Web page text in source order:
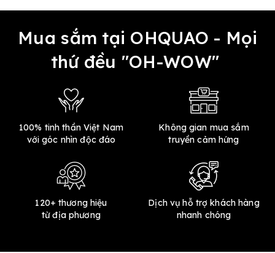
Mua sắm tại OHQUAO - Mọi
thứ đều "OH-WOW"
100% tinh thần Việt Nam
với góc nhìn độc đáo
Không gian mua sắm
truyền cảm hứng
120+ thương hiệu
từ địa phương
Dịch vụ hỗ trợ khách hàng
nhanh chóng